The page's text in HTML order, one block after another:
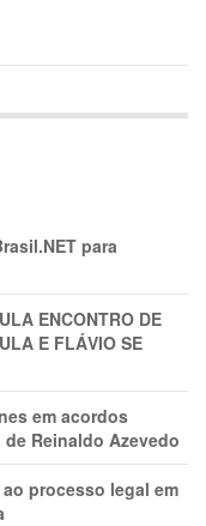
para
ENCONTRO DE
E FLÁVIO SE
em acordos
Reinaldo Azevedo
processo legal em